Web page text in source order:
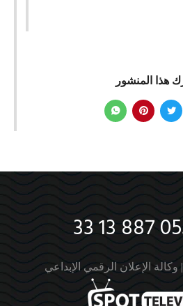
هذا المنشور
0530
وكالة الإعلان الرقمي الإبداعي